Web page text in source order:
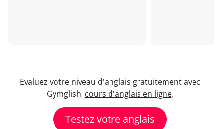
Evaluez votre niveau d'anglais gratuitement avec
Gymglish, cours d'anglais en ligne.
Testez votre anglais